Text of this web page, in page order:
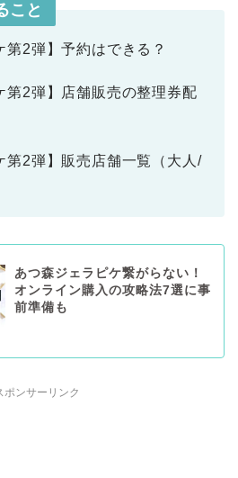
こと
第2弾】予約はできる？
第2弾】店舗販売の整理券配
第2弾】販売店舗一覧（大人/
あつ森ジェラピケ繋がらない！
オンライン購入の攻略法7選に事
前準備も
ポンサーリンク